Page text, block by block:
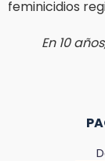
En 10